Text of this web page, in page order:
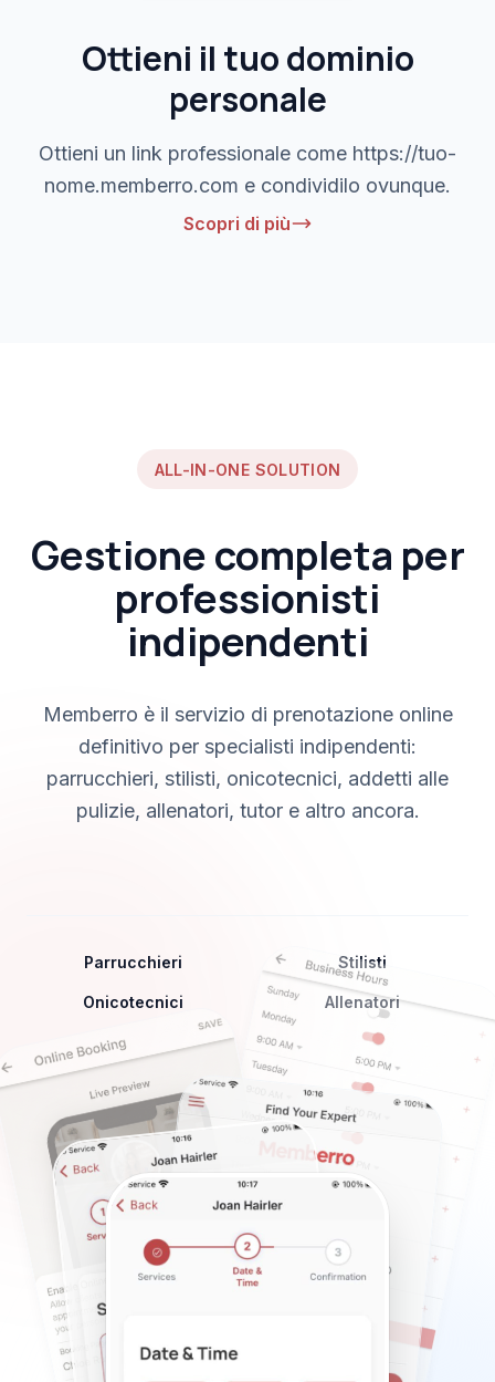
Ottieni il tuo dominio
personale
Ottieni un link professionale come https://tuo-
nome.memberro.com e condividilo ovunque.
Scopri di più
ALL-IN-ONE SOLUTION
Gestione completa per
professionisti
indipendenti
Memberro è il servizio di prenotazione online
definitivo per specialisti indipendenti:
parrucchieri, stilisti, onicotecnici, addetti alle
pulizie, allenatori, tutor e altro ancora.
Parrucchieri Stilisti
Onicotecnici Allenatori